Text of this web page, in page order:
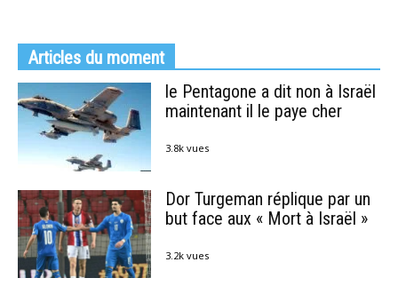
Articles du moment
le Pentagone a dit non à Israël
maintenant il le paye cher
3.8k vues
Dor Turgeman réplique par un
but face aux « Mort à Israël »
3.2k vues